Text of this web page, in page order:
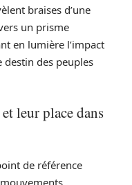
braises d’une
un prisme
en lumière l’impact
des peuples
leur place dans
de référence